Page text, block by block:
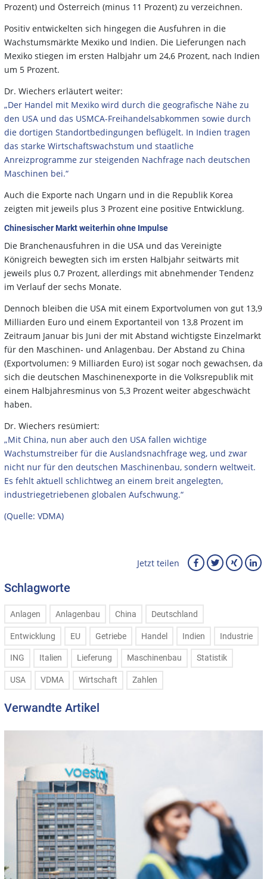
Prozent) und Österreich (minus 11 Prozent) zu verzeichnen.
Positiv entwickelten sich hingegen die Ausfuhren in die
Wachstumsmärkte Mexiko und Indien. Die Lieferungen nach
Mexiko stiegen im ersten Halbjahr um 24,6 Prozent, nach Indien
um 5 Prozent.
Dr. Wiechers erläutert weiter:
„Der Handel mit Mexiko wird durch die geografische Nähe zu
den USA und das USMCA-Freihandelsabkommen sowie durch
die dortigen Standortbedingungen beflügelt. In Indien tragen
das starke Wirtschaftswachstum und staatliche
Anreizprogramme zur steigenden Nachfrage nach deutschen
Maschinen bei.“
Auch die Exporte nach Ungarn und in die Republik Korea
zeigten mit jeweils plus 3 Prozent eine positive Entwicklung.
Chinesischer Markt weiterhin ohne Impulse
Die Branchenausfuhren in die USA und das Vereinigte
Königreich bewegten sich im ersten Halbjahr seitwärts mit
jeweils plus 0,7 Prozent, allerdings mit abnehmender Tendenz
im Verlauf der sechs Monate.
Dennoch bleiben die USA mit einem Exportvolumen von gut 13,9
Milliarden Euro und einem Exportanteil von 13,8 Prozent im
Zeitraum Januar bis Juni der mit Abstand wichtigste Einzelmarkt
für den Maschinen- und Anlagenbau. Der Abstand zu China
(Exportvolumen: 9 Milliarden Euro) ist sogar noch gewachsen, da
sich die deutschen Maschinenexporte in die Volksrepublik mit
einem Halbjahresminus von 5,3 Prozent weiter abgeschwächt
haben.
Dr. Wiechers resümiert:
„Mit China, nun aber auch den USA fallen wichtige
Wachstumstreiber für die Auslandsnachfrage weg, und zwar
nicht nur für den deutschen Maschinenbau, sondern weltweit.
Es fehlt aktuell schlichtweg an einem breit angelegten,
industriegetriebenen globalen Aufschwung.“
(Quelle: VDMA)
Jetzt teilen
Schlagworte
Anlagen Anlagenbau China Deutschland
Entwicklung EU Getriebe Handel Indien Industrie
ING Italien Lieferung Maschinenbau Statistik
USA VDMA Wirtschaft Zahlen
Verwandte Artikel